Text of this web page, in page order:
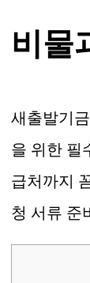
비물
새출발기
을 위한 필
급처까지
청 서류 준